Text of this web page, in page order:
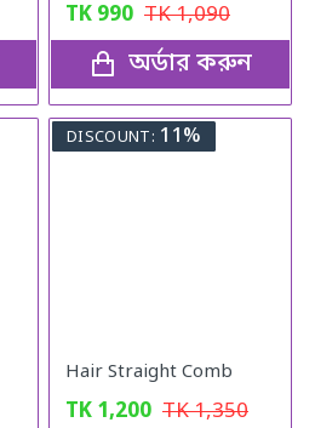
TK 990 TK1,090
অর্ডার করুন
DISCOUNT: 11%
Hair Straight Comb
TK 1,200 TK1,350